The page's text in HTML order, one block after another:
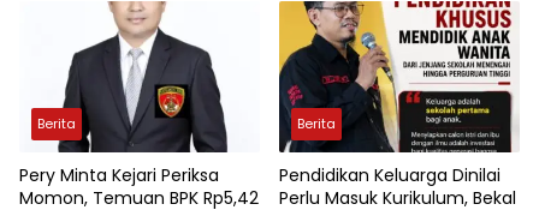
Pendidikan di Sukabumi
Berita
Pery Minta Kejari Periksa
Momon, Temuan BPK Rp5,42
Berita
Pendidikan Keluarga Dinilai
Perlu Masuk Kurikulum, Bekal